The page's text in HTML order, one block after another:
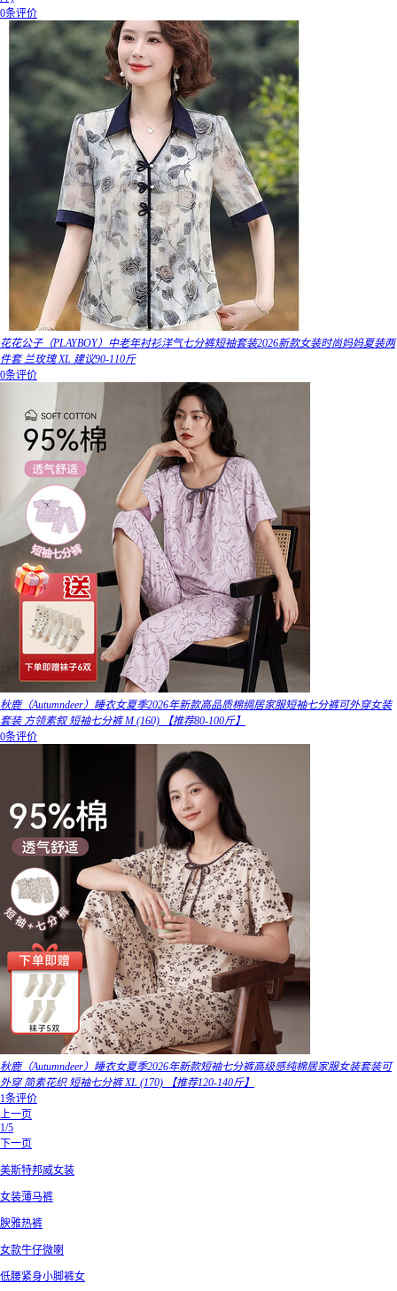
0条评价
花花公子（PLAYBOY）中老年衬衫洋气七分裤短袖套装2026新款女装时尚妈妈夏装两
件套 兰玫瑰 XL 建议90-110斤
0条评价
秋鹿（Autumndeer）睡衣女夏季2026年新款高品质棉绸居家服短袖七分裤可外穿女装
套装 方领素叙 短袖七分裤 M (160) 【推荐80-100斤】
0条评价
秋鹿（Autumndeer）睡衣女夏季2026年新款短袖七分裤高级感纯棉居家服女装套装可
外穿 简素花织 短袖七分裤 XL (170) 【推荐120-140斤】
1条评价
上一页
1/5
下一页
美斯特邦威女装
女装薄马裤
腴雅热裤
女款牛仔微喇
低腰紧身小脚裤女